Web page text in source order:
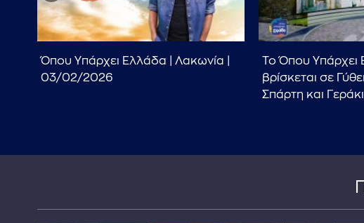
Όπου Υπάρχει Ελλάδα | Λακωνία |
03/02/2026
To Όπου Υπάρχει
βρίσκεται σε
Σπάρτη και